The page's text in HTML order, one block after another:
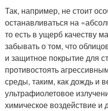
Так, например, не стоит
останавливаться на
то есть в ущерб качеству
забывать о том, что
и защитное покрытие для
противостоять
среды, таким, как дождь и
ультрафиолетовое
химическое воздействие и